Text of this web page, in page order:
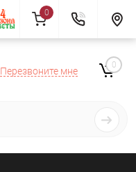
Перезвоните мне
0
0